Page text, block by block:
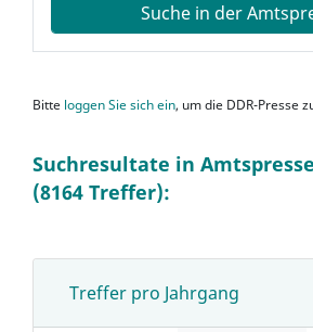
Suche in der
Bitte loggen Sie sich ein, um die DDR-Presse
Suchresultate in
(8164 Treffer):
Treffer pro Jahrgang